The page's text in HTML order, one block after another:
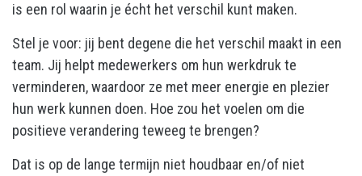
is een rol waarin je écht het verschil kunt maken.
Stel je voor: jij bent degene die het verschil maakt in een
team. Jij helpt medewerkers om hun werkdruk te
verminderen, waardoor ze met meer energie en plezier
hun werk kunnen doen. Hoe zou het voelen om die
positieve verandering teweeg te brengen?
Dat is op de lange termijn niet houdbaar en/of niet